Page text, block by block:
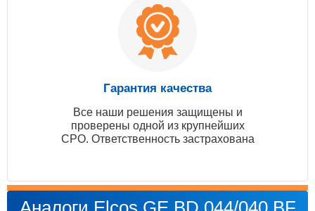
Гарантия качества
Все наши решения защищены и
проверены одной из крупнейших
СРО. Ответственность застрахована